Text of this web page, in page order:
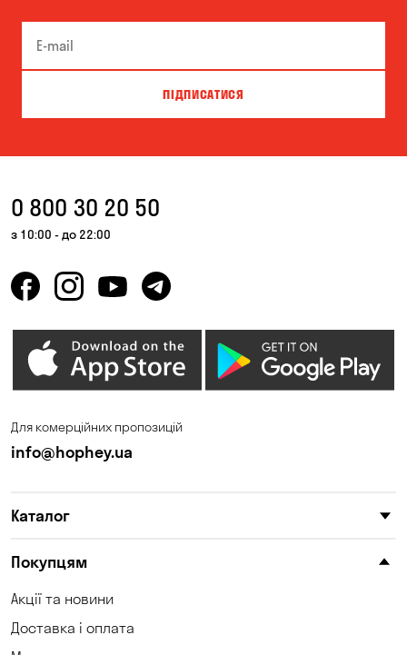
ПІДПИСАТИСЯ
0 800 30 20 50
з 10:00 - до 22:00
Для комерційних пропозицій
info@hophey.ua
Каталог
Покупцям
Акції та новини
Доставка і оплата